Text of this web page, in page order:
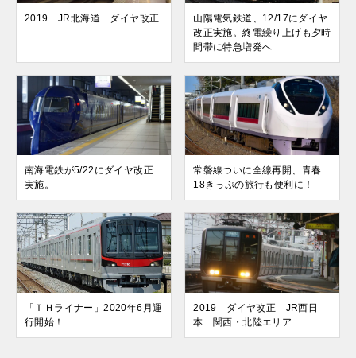
2019 JR北海道 ダイヤ改正
山陽電気鉄道、12/17にダイヤ
改正実施。終電繰り上げも夕時
間帯に特急増発へ
南海電鉄が5/22にダイヤ改正
実施。
常磐線ついに全線再開、青春
18きっぷの旅行も便利に！
「ＴＨライナー」2020年6月運
行開始！
2019 ダイヤ改正 JR西日
本 関西・北陸エリア